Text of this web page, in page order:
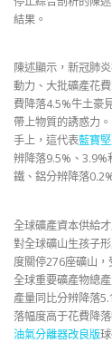
結果。
陳述顯示，新冠肺
動力、大批礦產花
費降落4.5%牛土豪
帶上物質的誘惑力
手上，這代表藍寶
辨降落9.5%、3.9%
鐵、鋁分辨降落
全球礦產資本供給
對全球礦山生孩子
度關停276座礦山
全球重要礦產物總
產量同比分辨降落5.1
落幅度高于花費降
油氣分離器改良版